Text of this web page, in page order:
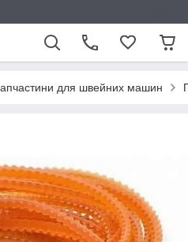
для швейних машин